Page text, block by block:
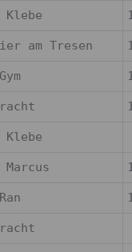
Klebe
am Tresen
Klebe